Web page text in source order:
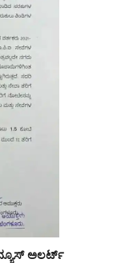
ಅಲರ್ಟ್